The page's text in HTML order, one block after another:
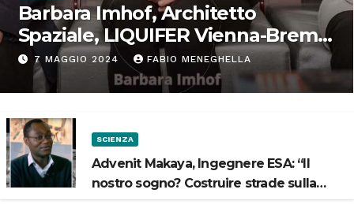
Barbara Imhof, Architetto
Spaziale, LIQUIFER Vienna-Brema:
“Progettiamo habitat per lo
Spazio”
7 MAGGIO 2024 FABIO MENEGHELLA
SCIENZA
Advenit Makaya, Ingegnere ESA: “Il
nostro sogno? Costruire strade sulla